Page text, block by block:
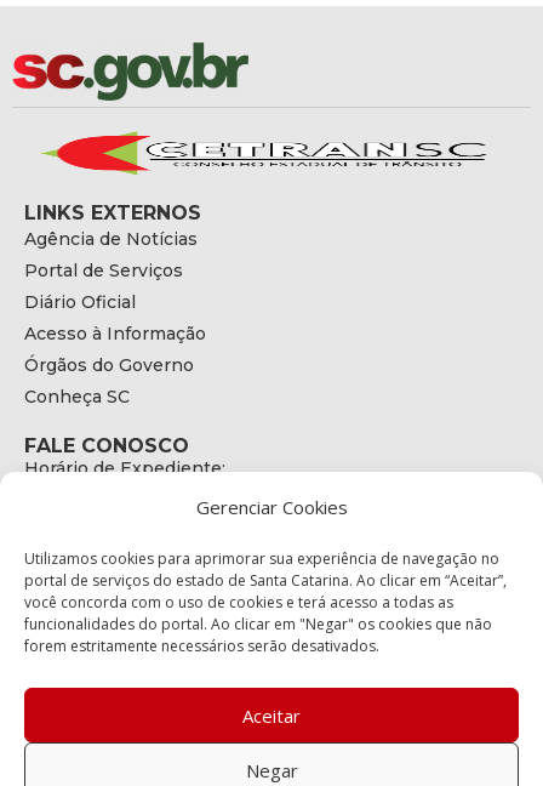
Gerenciar Cookies
Utilizamos cookies para aprimorar sua experiência de navegação no
portal de serviços do estado de Santa Catarina. Ao clicar em “Aceitar”,
você concorda com o uso de cookies e terá acesso a todas as
funcionalidades do portal. Ao clicar em "Negar" os cookies que não
forem estritamente necessários serão desativados.
Aceitar
Negar
LINKS EXTERNOS
Agência de Notícias
Portal de Serviços
Diário Oficial
Acesso à Informação
Órgãos do Governo
Conheça SC
FALE CONOSCO
Horário de Expediente:
E-mail:
secretariaexecutiva@cetran.sc.gov.br
ENDEREÇO
Endereço:
Bairro:
Coqueiros, Florianópolis SC
88.080-160